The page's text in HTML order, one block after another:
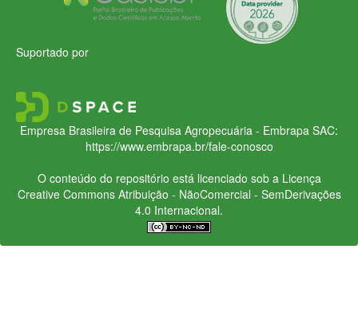
Suportado por
Empresa Brasileira de Pesquisa Agropecuária - Embrapa SAC:
https://www.embrapa.br/fale-conosco
O conteúdo do repositório está licenciado sob a Licença
Creative CommonsAtribuição - NãoComercial - SemDerivações
4.0 Internacional.